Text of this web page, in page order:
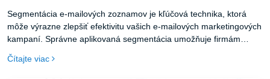
Segmentácia e-mailových zoznamov je kľúčová technika, ktorá
môže výrazne zlepšiť efektivitu vašich e-mailových marketingových
kampaní. Správne aplikovaná segmentácia umožňuje firmám
individuálnym potrebám a záujmom ich príjemcov. Tento prístup
Čítajte viac